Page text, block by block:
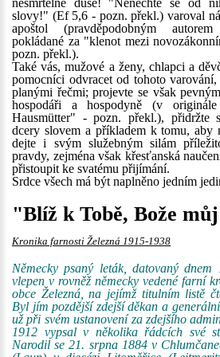
nesmrtelné duše! "Nenechte se od
slovy!" (Ef 5,6 - pozn. překl.) varoval
apoštol (pravděpodobným
pokládané za "klenot mezi
pozn. překl.).
Také vás, mužové a ženy, chlapci a
pomocníci odvracet od tohoto
planými řečmi; projevte se však
hospodáři a hospodyně (v
Hausmütter" - pozn. překl.), přidržte
dcery slovem a příkladem k tomu, aby
dejte i svým služebným silám
pravdy, zejména však křesťanská
přistoupit ke svatému přijímání.
Srdce všech má být naplněno jedním
"Blíž k Tobě, Bože
Kronika farnosti Železná 1915-1938
Německy psaný leták, datovaný
vlepen v rovněž německy vedené farní
obce Železná, na jejímž titulním listě
Byl jím pozdější zdejší děkan a
už při svém ustanovení za zdejšího
1912 vypsal v několika řádcích své
Narodil se 21. srpna 1884 v